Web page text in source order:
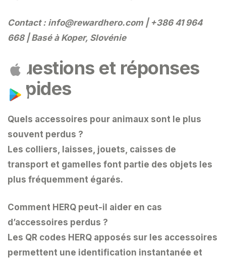
Contact : info@rewardhero.com | +386 41 964
668 | Basé à Koper, Slovénie
Questions et réponses
rapides
Quels accessoires pour animaux sont le plus
souvent perdus ?
Les colliers, laisses, jouets, caisses de
transport et gamelles font partie des objets les
plus fréquemment égarés.
Comment HERQ peut-il aider en cas
d’accessoires perdus ?
Les QR codes HERQ apposés sur les accessoires
permettent une identification instantanée et